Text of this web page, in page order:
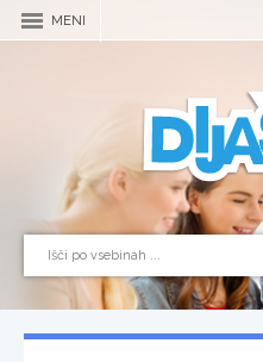
MENI